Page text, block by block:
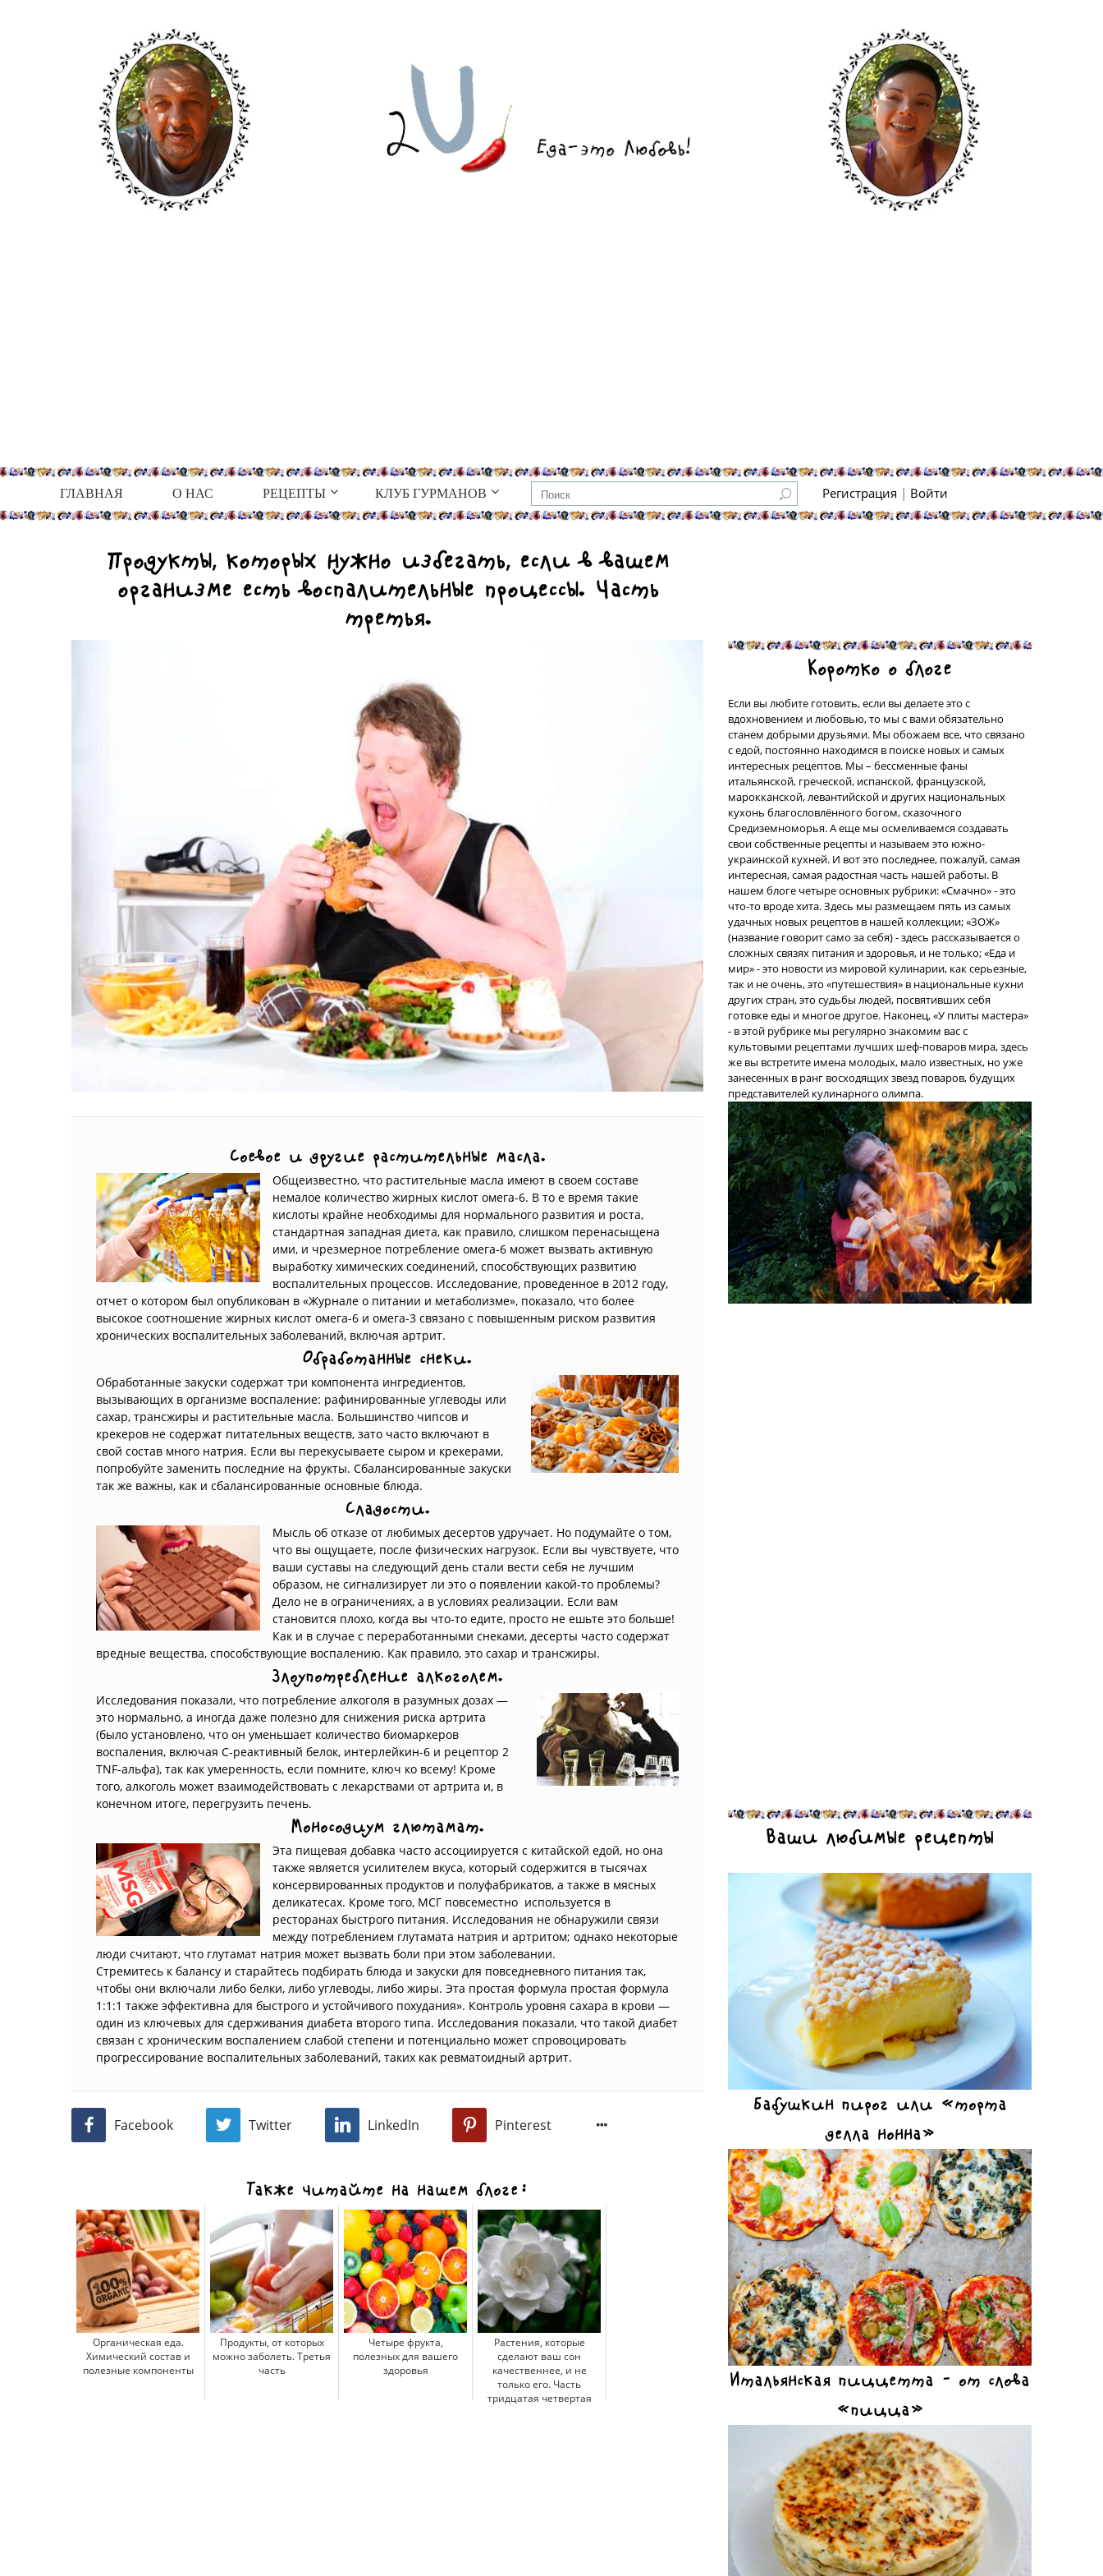
Регистрация | Войти
ГЛАВНАЯ О НАС РЕЦЕПТЫ КЛУБ ГУРМАНОВ
Продукты, которых нужно избегать, если в вашем
организме есть воспалительные процессы. Часть
третья.
Соевое и другие растительные масла.
Общеизвестно, что растительные масла имеют в своем составе
немалое количество жирных кислот омега-6. В то е время такие
кислоты крайне необходимы для нормального развития и роста,
стандартная западная диета, как правило, слишком перенасыщена
ими, и чрезмерное потребление омега-6 может вызвать активную
выработку химических соединений, способствующих развитию
воспалительных процессов. Исследование, проведенное в 2012 году,
отчет о котором был опубликован в «Журнале о питании и метаболизме», показало, что более
высокое соотношение жирных кислот омега-6 и омега-3 связано с повышенным риском развития
хронических воспалительных заболеваний, включая артрит.
Обработанные снеки.
Обработанные закуски содержат три компонента ингредиентов,
вызывающих в организме воспаление: рафинированные углеводы или
сахар, трансжиры и растительные масла. Большинство чипсов и
крекеров не содержат питательных веществ, зато часто включают в
свой состав много натрия. Если вы перекусываете сыром и крекерами,
попробуйте заменить последние на фрукты. Сбалансированные закуски
так же важны, как и сбалансированные основные блюда.
Сладости.
Мысль об отказе от любимых десертов удручает. Но подумайте о том,
что вы ощущаете, после физических нагрузок. Если вы чувствуете, что
ваши суставы на следующий день стали вести себя не лучшим
образом, не сигнализирует ли это о появлении какой-то проблемы?
Дело не в ограничениях, а в условиях реализации. Если вам
становится плохо, когда вы что-то едите, просто не ешьте это больше!
Как и в случае с переработанными снеками, десерты часто содержат
вредные вещества, способствующие воспалению. Как правило, это сахар и трансжиры.
Злоупотребление алкоголем.
Исследования показали, что потребление алкоголя в разумных дозах —
это нормально, а иногда даже полезно для снижения риска артрита
(было установлено, что он уменьшает количество биомаркеров
воспаления, включая С-реактивный белок, интерлейкин-6 и рецептор 2
TNF-альфа), так как умеренность, если помните, ключ ко всему! Кроме
того, алкоголь может взаимодействовать с лекарствами от артрита и, в
конечном итоге, перегрузить печень.
Моносодиум глютамат.
Эта пищевая добавка часто ассоциируется с китайской едой, но она
также является усилителем вкуса, который содержится в тысячах
консервированных продуктов и полуфабрикатов, а также в мясных
деликатесах. Кроме того, МСГ повсеместно используется в
ресторанах быстрого питания. Исследования не обнаружили связи
между потреблением глутамата натрия и артритом; однако некоторые
люди считают, что глутамат натрия может вызвать боли при этом заболевании.
Стремитесь к балансу и старайтесь подбирать блюда и закуски для повседневного питания так,
чтобы они включали либо белки, либо углеводы, либо жиры. Эта простая формула простая формула
1:1:1 также эффективна для быстрого и устойчивого похудания». Контроль уровня сахара в крови —
один из ключевых для сдерживания диабета второго типа. Исследования показали, что такой диабет
связан с хроническим воспалением слабой степени и потенциально может спровоцировать
прогрессирование воспалительных заболеваний, таких как ревматоидный артрит.
Facebook Twitter LinkedIn Pinterest
Также читайте на нашем блоге:
Органическая еда.
Химический состав и
полезные компоненты
Продукты, от которых
можно заболеть. Третья
часть
Четыре фрукта,
полезных для вашего
здоровья
Растения, которые
сделают ваш сон
качественнее, и не
только его. Часть
тридцатая четвертая
Коротко о блоге
Если вы любите готовить, если вы делаете это с
вдохновением и любовью, то мы с вами обязательно
станем добрыми друзьями. Мы обожаем все, что связано
с едой, постоянно находимся в поиске новых и самых
интересных рецептов. Мы – бессменные фаны
итальянской, греческой, испанской, французской,
марокканской, левантийской и других национальных
кухонь благословлённого богом, сказочного
Средиземноморья. А еще мы осмеливаемся создавать
свои собственные рецепты и называем это южно-
украинской кухней. И вот это последнее, пожалуй, самая
интересная, самая радостная часть нашей работы. В
нашем блоге четыре основных рубрики: «Смачно» - это
что-то вроде хита. Здесь мы размещаем пять из самых
удачных новых рецептов в нашей коллекции; «ЗОЖ»
(название говорит само за себя) - здесь рассказывается о
сложных связях питания и здоровья, и не только; «Еда и
мир» - это новости из мировой кулинарии, как серьезные,
так и не очень, это «путешествия» в национальные кухни
других стран, это судьбы людей, посвятивших себя
готовке еды и многое другое. Наконец, «У плиты мастера»
- в этой рубрике мы регулярно знакомим вас с
культовыми рецептами лучших шеф-поваров мира, здесь
же вы встретите имена молодых, мало известных, но уже
занесенных в ранг восходящих звезд поваров, будущих
представителей кулинарного олимпа.
Ваши любимые рецепты
Бабушкин пирог или «торта
делла нонна»
Итальянская пиццетта – от слова
«пицца»